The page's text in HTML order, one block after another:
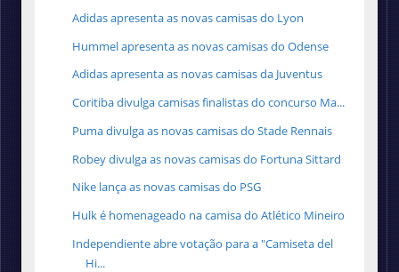
Adidas apresenta as novas camisas do Lyon
Hummel apresenta as novas camisas do Odense
Adidas apresenta as novas camisas da Juventus
Coritiba divulga camisas finalistas do concurso Ma...
Puma divulga as novas camisas do Stade Rennais
Robey divulga as novas camisas do Fortuna Sittard
Nike lança as novas camisas do PSG
Hulk é homenageado na camisa do Atlético Mineiro
Independiente abre votação para a "Camiseta del
Hi...